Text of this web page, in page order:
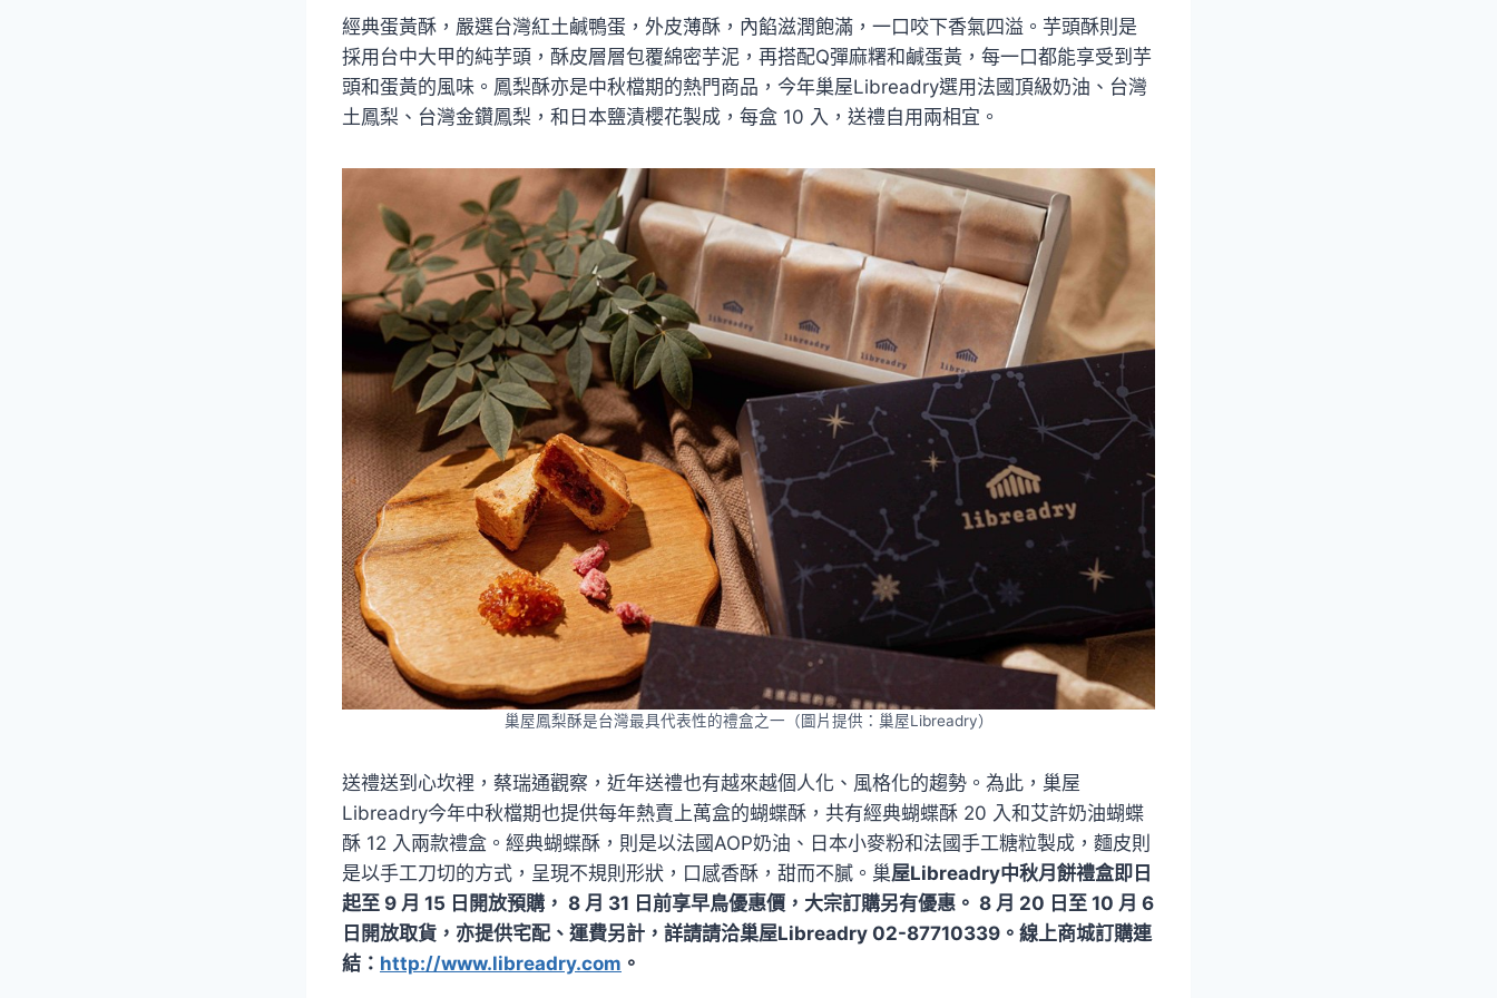
經典蛋黃酥，嚴選台灣紅土鹹鴨蛋，外皮薄酥，內餡滋潤飽滿，一口咬下香氣四溢。芋頭酥則是
採用台中大甲的純芋頭，酥皮層層包覆綿密芋泥，再搭配Q彈麻糬和鹹蛋黃，每一口都能享受到芋
頭和蛋黃的風味。鳳梨酥亦是中秋檔期的熱門商品，今年巢屋Libreadry選用法國頂級奶油、台灣
土鳳梨、台灣金鑽鳳梨，和日本鹽漬櫻花製成，每盒 10 入，送禮自用兩相宜。
巢屋鳳梨酥是台灣最具代表性的禮盒之一（圖片提供：巢屋Libreadry）
送禮送到心坎裡，蔡瑞通觀察，近年送禮也有越來越個人化、風格化的趨勢。為此，巢屋
Libreadry今年中秋檔期也提供每年熱賣上萬盒的蝴蝶酥，共有經典蝴蝶酥 20 入和艾許奶油蝴蝶
酥 12 入兩款禮盒。經典蝴蝶酥，則是以法國AOP奶油、日本小麥粉和法國手工糖粒製成，麵皮則
是以手工刀切的方式，呈現不規則形狀，口感香酥，甜而不膩。巢屋Libreadry中秋月餅禮盒即日
起至 9 月 15 日開放預購， 8 月 31 日前享早鳥優惠價，大宗訂購另有優惠。 8 月 20 日至 10 月 6
日開放取貨，亦提供宅配、運費另計，詳請請洽巢屋Libreadry 02-87710339。線上商城訂購連
結： http://www.libreadry.com 。